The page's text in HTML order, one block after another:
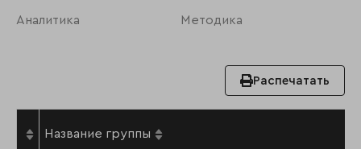
Аналитика Методика
Распечатать
Название группы